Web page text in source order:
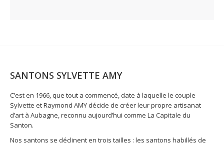
SANTONS SYLVETTE AMY
C’est en 1966, que tout a commencé, date à laquelle le couple
Sylvette et Raymond AMY décide de créer leur propre artisanat
d’art à Aubagne, reconnu aujourd’hui comme La Capitale du
Santon.
Nos santons se déclinent en trois tailles : les santons habillés de